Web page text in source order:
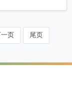
页 尾页